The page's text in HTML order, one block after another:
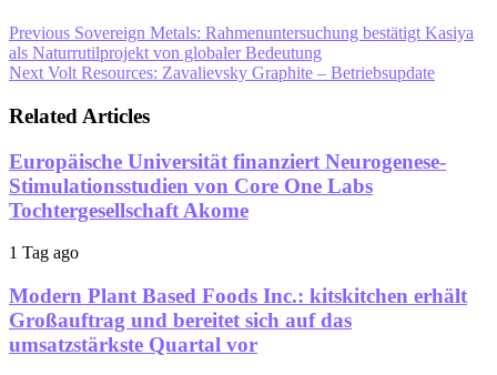
Previous Sovereign Metals: Rahmenuntersuchung bestätigt Kasiya
als Naturrutilprojekt von globaler Bedeutung
Next Volt Resources: Zavalievsky Graphite – Betriebsupdate
Related Articles
Europäische Universität finanziert Neurogenese-
Stimulationsstudien von Core One Labs
Tochtergesellschaft Akome
1 Tag ago
Modern Plant Based Foods Inc.: kitskitchen erhält
Großauftrag und bereitet sich auf das
umsatzstärkste Quartal vor